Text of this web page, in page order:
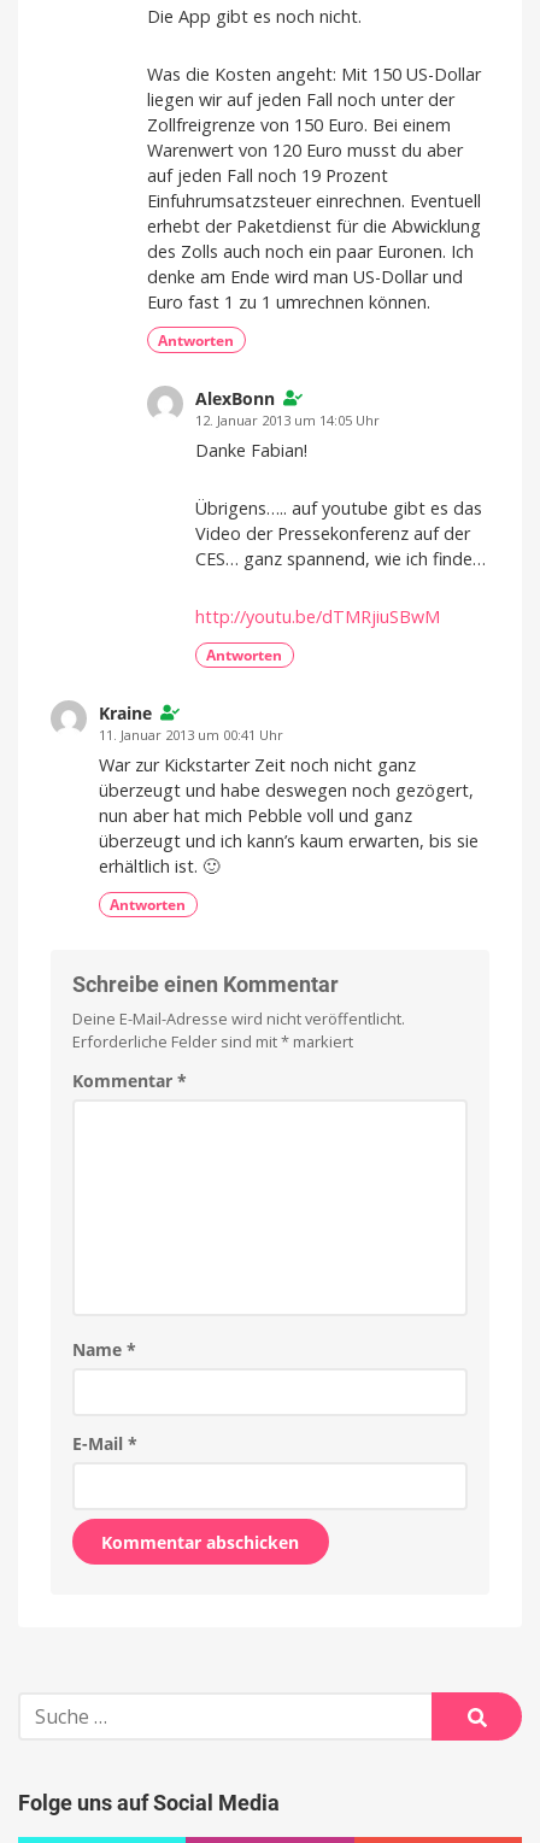
Die App gibt es noch nicht.
Was die Kosten angeht: Mit 150 US-Dollar
liegen wir auf jeden Fall noch unter der
Zollfreigrenze von 150 Euro. Bei einem
Warenwert von 120 Euro musst du aber
auf jeden Fall noch 19 Prozent
Einfuhrumsatzsteuer einrechnen. Eventuell
erhebt der Paketdienst für die Abwicklung
des Zolls auch noch ein paar Euronen. Ich
denke am Ende wird man US-Dollar und
Euro fast 1 zu 1 umrechnen können.
Antworten
AlexBonn
12. Januar 2013 um 14:05 Uhr
Danke Fabian!
Übrigens….. auf youtube gibt es das
Video der Pressekonferenz auf der
CES… ganz spannend, wie ich finde…
http://youtu.be/dTMRjiuSBwM
Antworten
Kraine
11. Januar 2013 um 00:41 Uhr
War zur Kickstarter Zeit noch nicht ganz
überzeugt und habe deswegen noch gezögert,
nun aber hat mich Pebble voll und ganz
überzeugt und ich kann’s kaum erwarten, bis sie
erhältlich ist. 🙂
Antworten
Schreibe einen Kommentar
Deine E-Mail-Adresse wird nicht veröffentlicht.
Erforderliche Felder sind mit* markiert
Kommentar *
Name *
E-Mail *
Suche
nach:
Suche
Folge uns auf Social Media